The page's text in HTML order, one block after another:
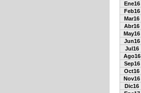
Ene16
Feb16
Mar16
Abr16
May16
Jun16
Jul16
Ago16
Sep16
Oct16
Nov16
Dic16